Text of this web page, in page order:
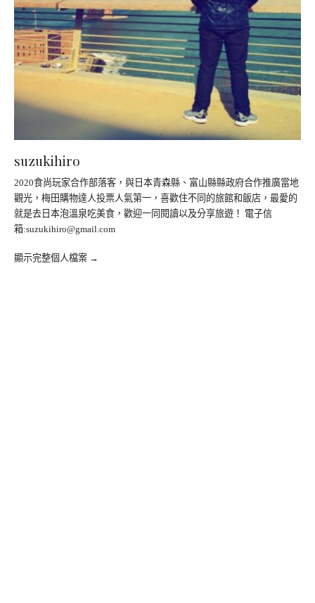
suzukihiro
2020食尚玩家合作部落客，與日本青森縣、富山縣縣政府合作推廣當地
觀光，梅田購物達人投票人氣第一，喜歡住不同的旅館和飯店，最愛的
就是去日本泡溫泉吃美食，歡迎一同閱讀以及分享旅遊！ 電子信
箱:suzukihiro@gmail.com
顯示完整個人檔案 →